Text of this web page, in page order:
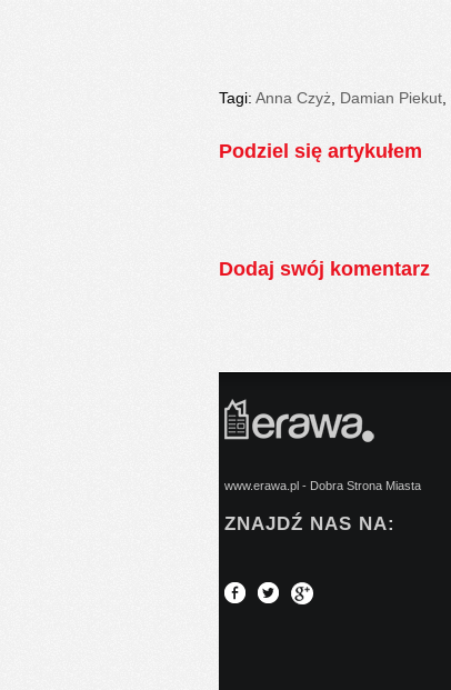
Tagi: Anna Czyż Damian Piekut
Podziel się artykułem
Dodaj swój komentarz
www.erawa.pl - Dobra Strona Miasta
ZNAJDŹ NAS NA: